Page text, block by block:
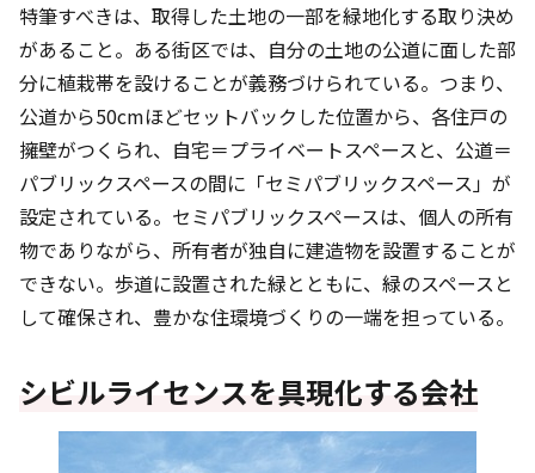
特筆すべきは、取得した土地の一部を緑地化する取り決め
があること。ある街区では、自分の土地の公道に面した部
分に植栽帯を設けることが義務づけられている。つまり、
公道から50cmほどセットバックした位置から、各住戸の
擁壁がつくられ、自宅＝プライベートスペースと、公道＝
パブリックスペースの間に「セミパブリックスペース」が
設定されている。セミパブリックスペースは、個人の所有
物でありながら、所有者が独自に建造物を設置することが
できない。歩道に設置された緑とともに、緑のスペースと
して確保され、豊かな住環境づくりの一端を担っている。
シビルライセンスを具現化する会社